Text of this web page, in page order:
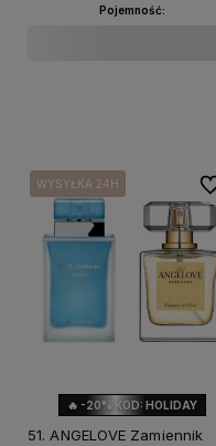
Pojemność:
🔥 -20% KOD: HOLIDAY
WYSYŁKA 24H
WYSYŁKA 24H
51. ANGELOVE Zamiennik